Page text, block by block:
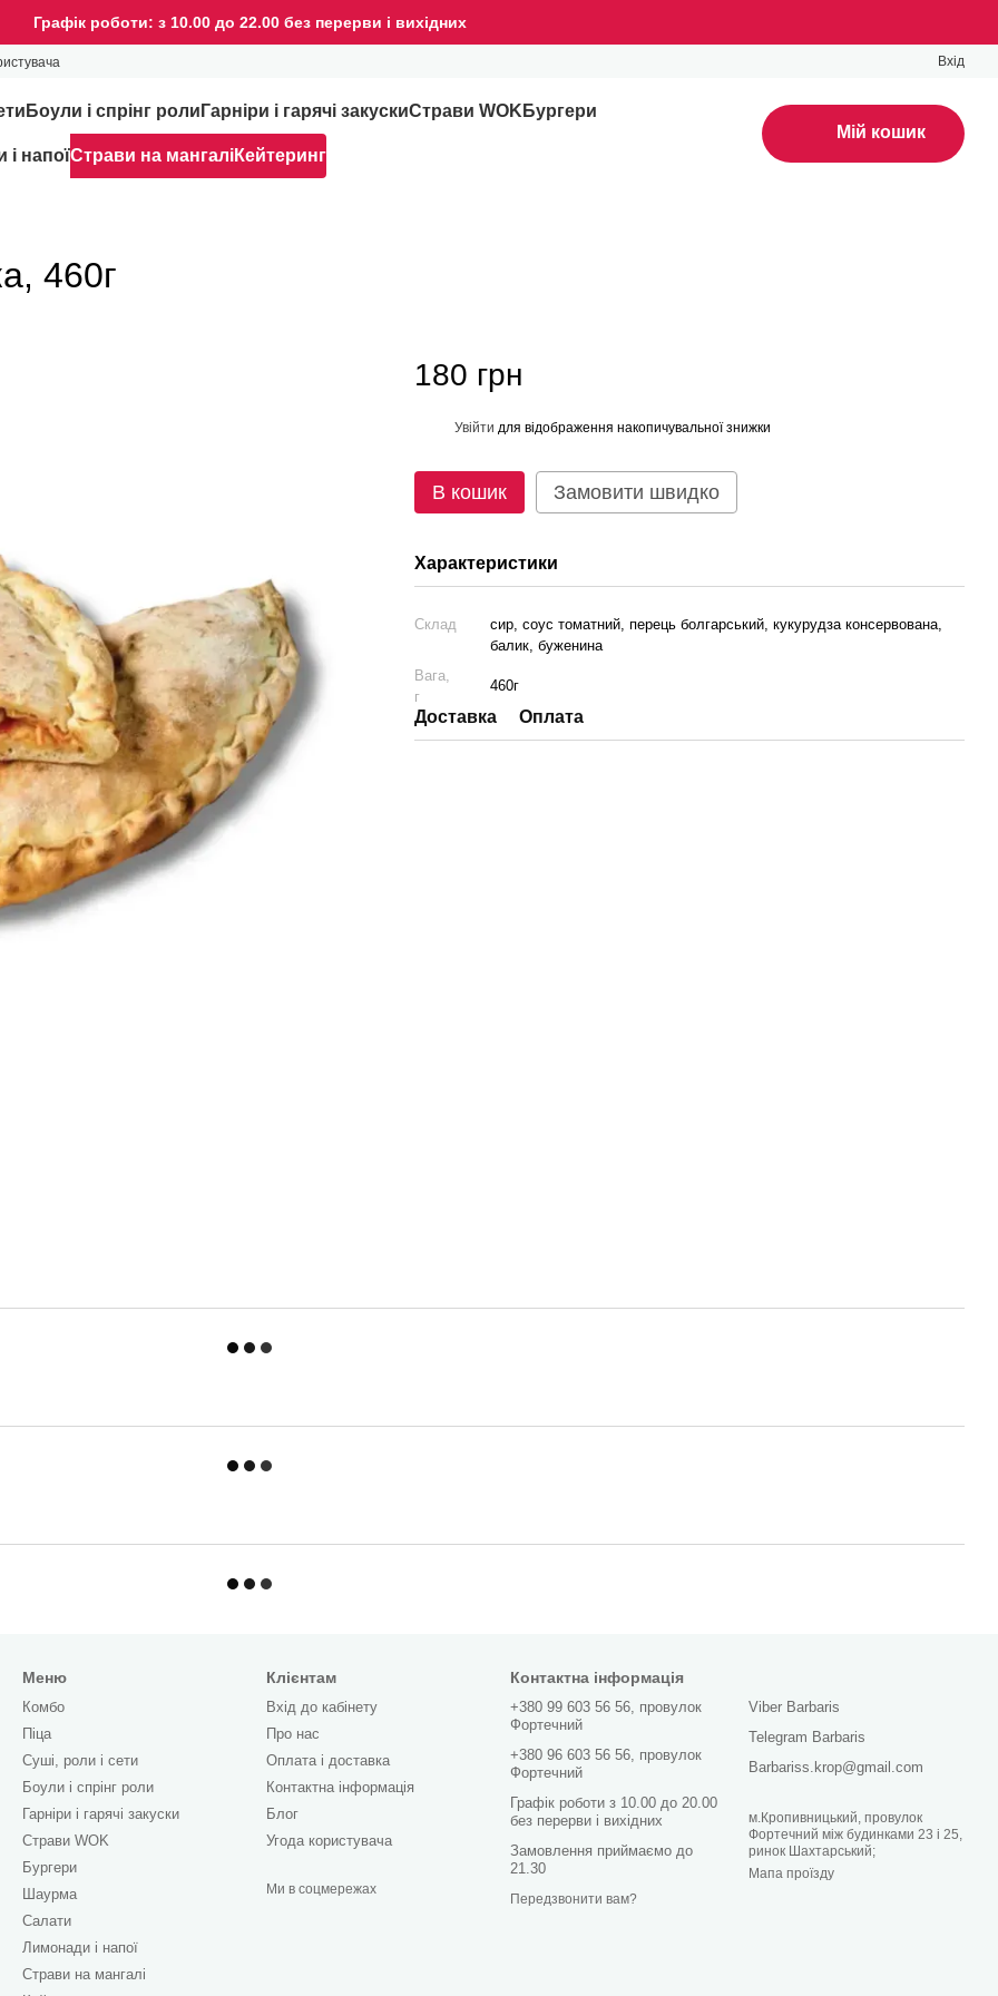
Графік роботи: з 10.00 до 22.00 без перерви і вихідних
Вхід
Боули і спрінг роли Гарніри і гарячі закускиСтрави WOK Бургери
напоїСтрави на мангаліКейтеринг
Мій кошик
460г
180 грн
Увійти для відображення накопичувальної знижки
В кошик Замовити швидко
Характеристики
Склад
сир, соус томатний, перець болгарський, кукурудза консервована,
балик, буженина
Вага,
г
460г
Доставка Оплата
Меню
Комбо
Піца
Cуші, роли і сети
Боули і спрінг роли
Гарніри і гарячі закуски
Страви WOK
Бургери
Шаурма
Салати
Лимонади і напої
Страви на мангалі
Клієнтам
Вхід до кабінету
Про нас
Оплата і доставка
Контактна інформація
Блог
Угода користувача
Ми в соцмережах
Контактна інформація
+380 99 603 56 56, провулок
Фортечний
+380 96 603 56 56, провулок
Фортечний
Графік роботи з 10.00 до 20.00
без перерви і вихідних
Замовлення приймаємо до
21.30
Передзвонити вам?
Viber Barbaris
Telegram Barbaris
Barbariss.krop@gmail.com
м.Кропивницький, провулок
Фортечний між будинками 23 і 25,
ринок Шахтарський;
Мапа проїзду